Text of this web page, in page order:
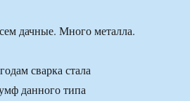
дачные. Много металла.
сварка стала
данного типа